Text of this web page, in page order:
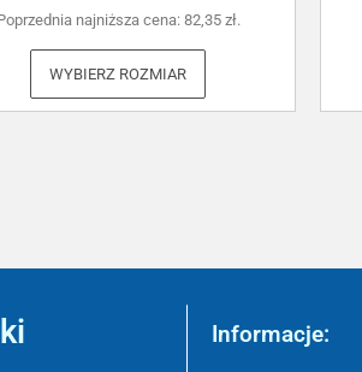
najniższa cena:82,35 zł.
WYBIERZ ROZMIAR
Informacje: